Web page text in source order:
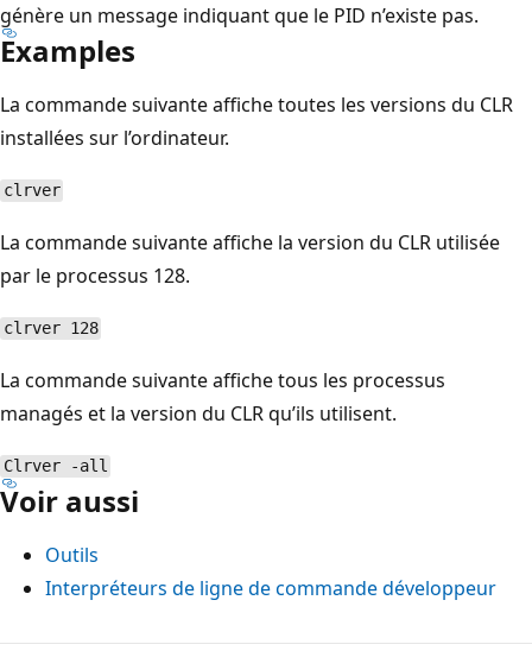
génère un message indiquant que le PID n’existe pas.
Examples
La commande suivante affiche toutes les versions du CLR
installées sur l’ordinateur.
clrver
La commande suivante affiche la version du CLR utilisée
par le processus 128.
clrver 128
La commande suivante affiche tous les processus
managés et la version du CLR qu’ils utilisent.
Clrver -all
Voir aussi
Outils
Interpréteurs de ligne de commande développeur
Mode